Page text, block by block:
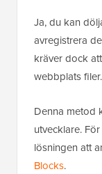
Ja, du kan
avregistrera
kräver dock
webbplats filer.
Denna metod
utvecklare.
lösningen att
Blocks.